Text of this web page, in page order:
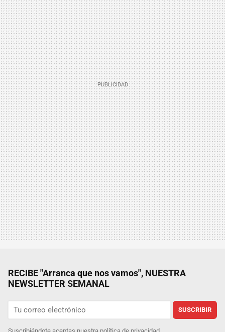
RECIBE "Arranca que nos vamos", NUESTRA
NEWSLETTER SEMANAL
SUSCRIBIR